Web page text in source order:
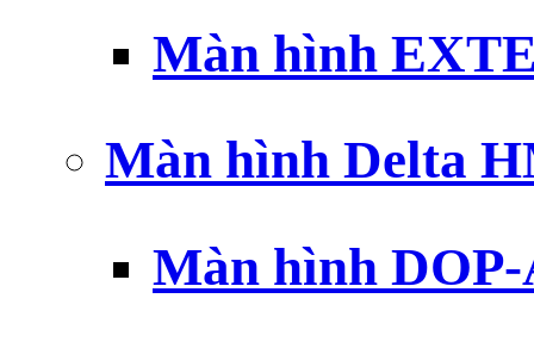
Màn hình
Màn hình Delta
Màn hình DOP-